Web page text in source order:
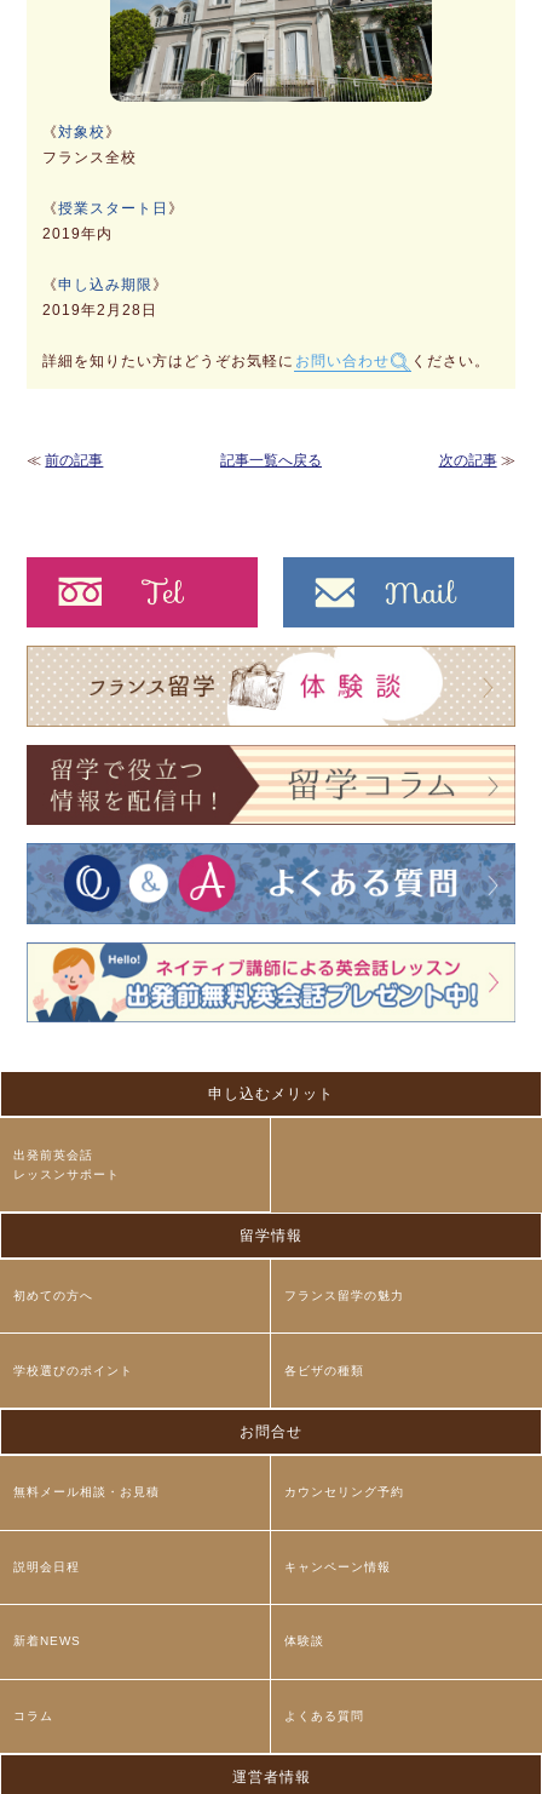
《対象校》
フランス全校
《授業スタート日 》
2019年内
《申し込み期限 》
2019年2月28日
詳細を知りたい方はどうぞお気軽に お問い合わせ ください。
≪前の記事 記事一覧へ戻る 次の記事≫
申し込むメリット
出発前英会話
レッスンサポート
留学情報
初めての方へ フランス留学の魅力
学校選びのポイント 各ビザの種類
お問合せ
無料メール相談・お見積 カウンセリング予約
説明会日程 キャンペーン情報
新着NEWS 体験談
コラム よくある質問
運営者情報